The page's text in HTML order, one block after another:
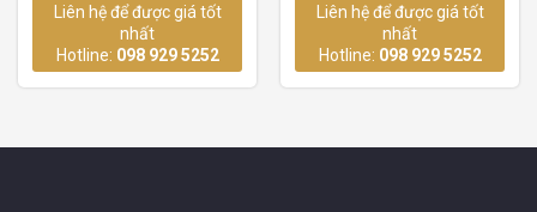
Liên hệ để được giá tốt
nhất
Hotline: 098 929 5252
Liên hệ để được giá tốt
nhất
Hotline: 098 929 5252